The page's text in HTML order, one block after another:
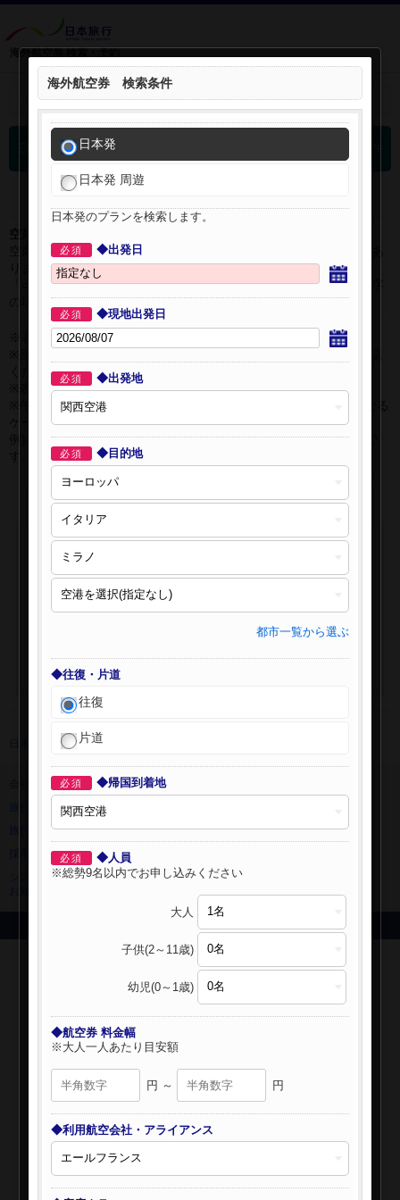
海外航空券 検索・予約
検索条件を開く：
日本発 海外航空券 検索結果
空席状況は常に変更しますので、現在の空席を保証するものではあ
りません。
「○」は過去24時間以内に十分な空席が確認できた商品です。 数字
の場合は、現時点で座席数が少ない商品です。
※表示金額はオンライン予約時の金額です。
ください。
※表示時間はすべて現地時間・24時間表示です。
※午前0時以降に出発する深夜便について、搭乗日をお間違えになる
ケースが多く発生しています。
例)4月8日00：30出発の場合、搭乗手続きは4月7日22:30が目安で
日本旅行 トップ >海外航空券
旅行業登録票・約款
旅行条件書
ニュースリリース
採用情報
システムメンテナンスの
Copyright © NIPPON TRAVEL AGENCY Co.,LTD. All rights reserved.
海外航空券 検索条件
日本発
日本発 周遊
日本発のプランを検索します。
必須 ◆出発日
必須 ◆現地出発日
必須 ◆出発地
必須 ◆目的地
都市一覧から選ぶ
◆往復・片道
往復
片道
必須 ◆帰国到着地
必須
◆人員
※総勢9名以内でお申し込みください
大人
子供(2～11歳)
幼児(0～1歳)
◆航空券 料金幅
※大人一人あたり目安額
円 ～ 円
◆利用航空会社・アライアンス